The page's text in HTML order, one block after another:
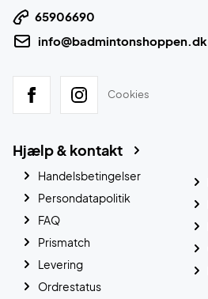
65906690
info@badmintonshoppen.dk
Cookies
Hjælp & kontakt
Handelsbetingelser
Persondatapolitik
FAQ
Prismatch
Levering
Ordrestatus